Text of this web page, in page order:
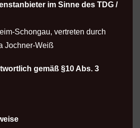
im Sinne des TDG /
Schongau, vertreten durch
Jochner-Weiß
gemäß §10 Abs. 3